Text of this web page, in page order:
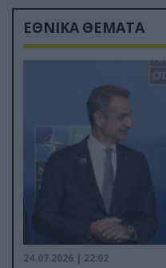
ΕΘΝΙΚΑ ΘΕΜΑΤΑ
24.07.2026 | 22:02